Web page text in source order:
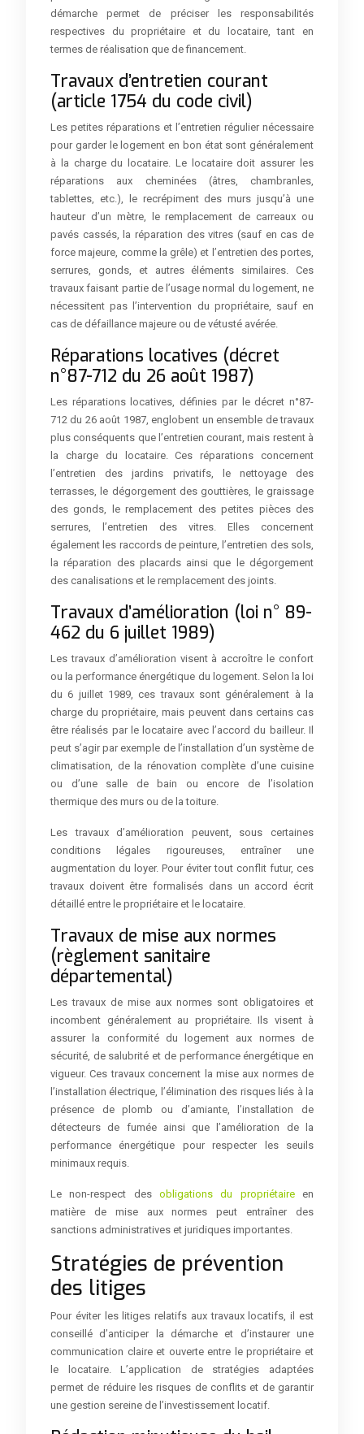
démarche permet de préciser les responsabilités
respectives du propriétaire et du locataire, tant en
termes de réalisation que de financement.
Travaux d’entretien courant
(article 1754 du code civil)
Les petites réparations et l’entretien régulier nécessaire
pour garder le logement en bon état sont généralement
à la charge du locataire. Le locataire doit assurer les
réparations aux cheminées (âtres, chambranles,
tablettes, etc.), le recrépiment des murs jusqu’à une
hauteur d’un mètre, le remplacement de carreaux ou
pavés cassés, la réparation des vitres (sauf en cas de
force majeure, comme la grêle) et l’entretien des portes,
serrures, gonds, et autres éléments similaires. Ces
travaux faisant partie de l’usage normal du logement, ne
nécessitent pas l’intervention du propriétaire, sauf en
cas de défaillance majeure ou de vétusté avérée.
Réparations locatives (décret
n°87-712 du 26 août 1987)
Les réparations locatives, définies par le décret n°87-
712 du 26 août 1987, englobent un ensemble de travaux
plus conséquents que l’entretien courant, mais restent à
la charge du locataire. Ces réparations concernent
l’entretien des jardins privatifs, le nettoyage des
terrasses, le dégorgement des gouttières, le graissage
des gonds, le remplacement des petites pièces des
serrures, l’entretien des vitres. Elles concernent
également les raccords de peinture, l’entretien des sols,
la réparation des placards ainsi que le dégorgement
des canalisations et le remplacement des joints.
Travaux d’amélioration (loi n° 89-
462 du 6 juillet 1989)
Les travaux d’amélioration visent à accroître le confort
ou la performance énergétique du logement. Selon la loi
du 6 juillet 1989, ces travaux sont généralement à la
charge du propriétaire, mais peuvent dans certains cas
être réalisés par le locataire avec l’accord du bailleur. Il
peut s’agir par exemple de l’installation d’un système de
climatisation, de la rénovation complète d’une cuisine
ou d’une salle de bain ou encore de l’isolation
thermique des murs ou de la toiture.
Les travaux d’amélioration peuvent, sous certaines
conditions légales rigoureuses, entraîner une
augmentation du loyer. Pour éviter tout conflit futur, ces
travaux doivent être formalisés dans un accord écrit
détaillé entre le propriétaire et le locataire.
Travaux de mise aux normes
(règlement sanitaire
départemental)
Les travaux de mise aux normes sont obligatoires et
incombent généralement au propriétaire. Ils visent à
assurer la conformité du logement aux normes de
sécurité, de salubrité et de performance énergétique en
vigueur. Ces travaux concernent la mise aux normes de
l’installation électrique, l’élimination des risques liés à la
présence de plomb ou d’amiante, l’installation de
détecteurs de fumée ainsi que l’amélioration de la
performance énergétique pour respecter les seuils
minimaux requis.
Le non-respect des obligations du propriétaire en
matière de mise aux normes peut entraîner des
sanctions administratives et juridiques importantes.
Stratégies de prévention
des litiges
Pour éviter les litiges relatifs aux travaux locatifs, il est
conseillé d’anticiper la démarche et d’instaurer une
communication claire et ouverte entre le propriétaire et
le locataire. L’application de stratégies adaptées
permet de réduire les risques de conflits et de garantir
une gestion sereine de l’investissement locatif.